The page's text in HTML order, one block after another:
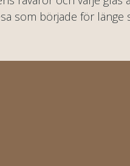
som började för länge